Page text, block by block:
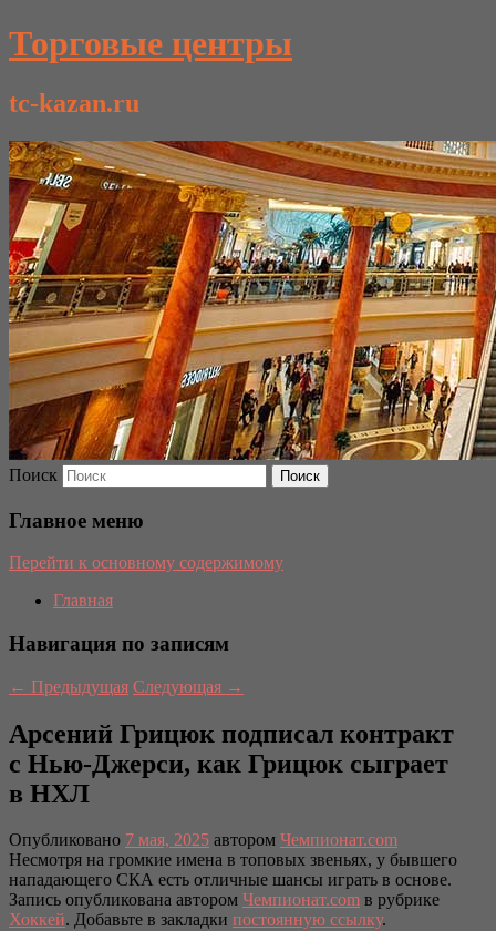
Торговые центры
tc-kazan.ru
Поиск
Главное меню
Перейти к основному содержимому
Главная
Навигация по записям
← Предыдущая Следующая →
Арсений Грицюк подписал контракт
с Нью-Джерси, как Грицюк сыграет
в НХЛ
Опубликовано 7 мая, 2025 автором Чемпионат.com
Несмотря на громкие имена в топовых звеньях, у бывшего
нападающего СКА есть отличные шансы играть в основе.
Запись опубликована автором Чемпионат.com в рубрике
Хоккей. Добавьте в закладки постоянную ссылку.